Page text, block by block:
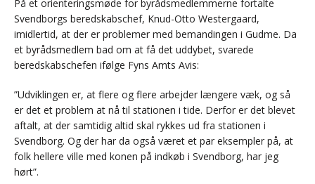
På et orienteringsmøde for byrådsmedlemmerne fortalte
Svendborgs beredskabschef, Knud-Otto Westergaard,
imidlertid, at der er problemer med bemandingen i Gudme. Da
et byrådsmedlem bad om at få det uddybet, svarede
beredskabschefen ifølge Fyns Amts Avis:
”Udviklingen er, at flere og flere arbejder længere væk, og så
er det et problem at nå til stationen i tide. Derfor er det blevet
aftalt, at der samtidig altid skal rykkes ud fra stationen i
Svendborg. Og der har da også været et par eksempler på, at
folk hellere ville med konen på indkøb i Svendborg, har jeg
hørt”.